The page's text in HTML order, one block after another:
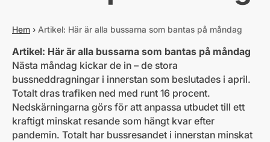
Hem › Artikel: Här är alla bussarna som bantas på måndag
Artikel: Här är alla bussarna som bantas på måndag
Nästa måndag kickar de in – de stora
bussneddragningar i innerstan som beslutades i april.
Totalt dras trafiken ned med runt 16 procent.
Nedskärningarna görs för att anpassa utbudet till ett
kraftigt minskat resande som hängt kvar efter
pandemin. Totalt har bussresandet i innerstan minskat